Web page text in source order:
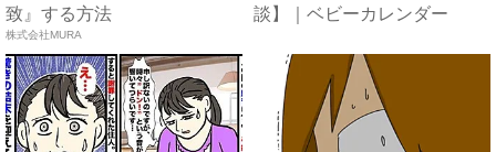
致』する方法
株式会社MURA
談】｜ベビーカレンダー